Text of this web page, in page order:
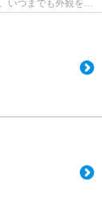
いつまでも外観をき